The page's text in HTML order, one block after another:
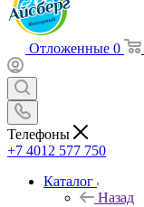
Отложенные 0
Телефоны
+7 4012 577 750
Каталог
Назад